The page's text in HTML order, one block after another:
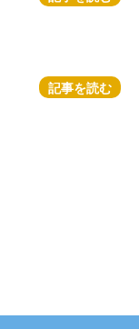
記事を読む